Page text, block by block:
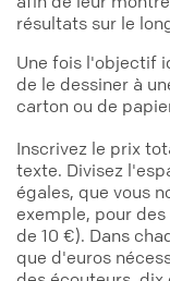
résultats sur le
Une fois l'objectif
de le dessiner à
carton ou de
Inscrivez le prix
texte. Divisez
égales, que vous
exemple, pour
de 10 €). Dans
que d'euros